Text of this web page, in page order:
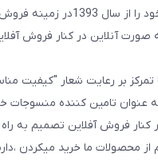
فروشگاه پتومتو
صورت آنلاین در کنار فروش
تمرکز بر رعایت شعار "کیفیت
عنوان تامین کننده منسوجات
کنار فروش آفلاین تصمیم به
محصولات ما خرید میکردن